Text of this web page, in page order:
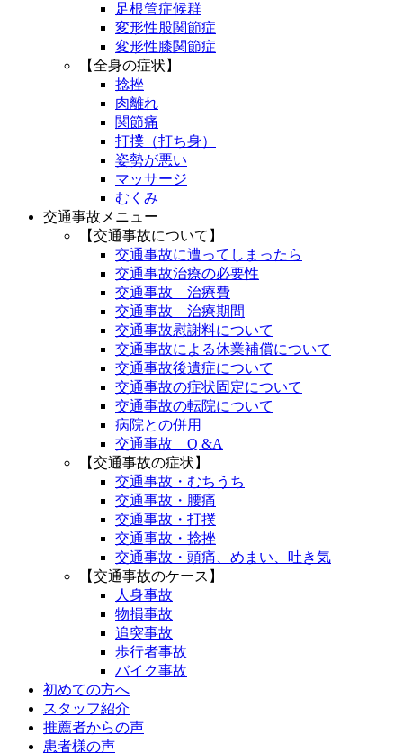
足根管症候群
変形性股関節症
変形性膝関節症
【全身の症状】
捻挫
肉離れ
関節痛
打撲（打ち身）
姿勢が悪い
マッサージ
むくみ
交通事故メニュー
【交通事故について】
交通事故に遭ってしまったら
交通事故治療の必要性
交通事故 治療費
交通事故 治療期間
交通事故慰謝料について
交通事故による休業補償について
交通事故後遺症について
交通事故の症状固定について
交通事故の転院について
病院との併用
交通事故 Q &A
【交通事故の症状】
交通事故・むちうち
交通事故・腰痛
交通事故・打撲
交通事故・捻挫
交通事故・頭痛、めまい、吐き気
【交通事故のケース】
人身事故
物損事故
追突事故
歩行者事故
バイク事故
初めての方へ
スタッフ紹介
推薦者からの声
患者様の声